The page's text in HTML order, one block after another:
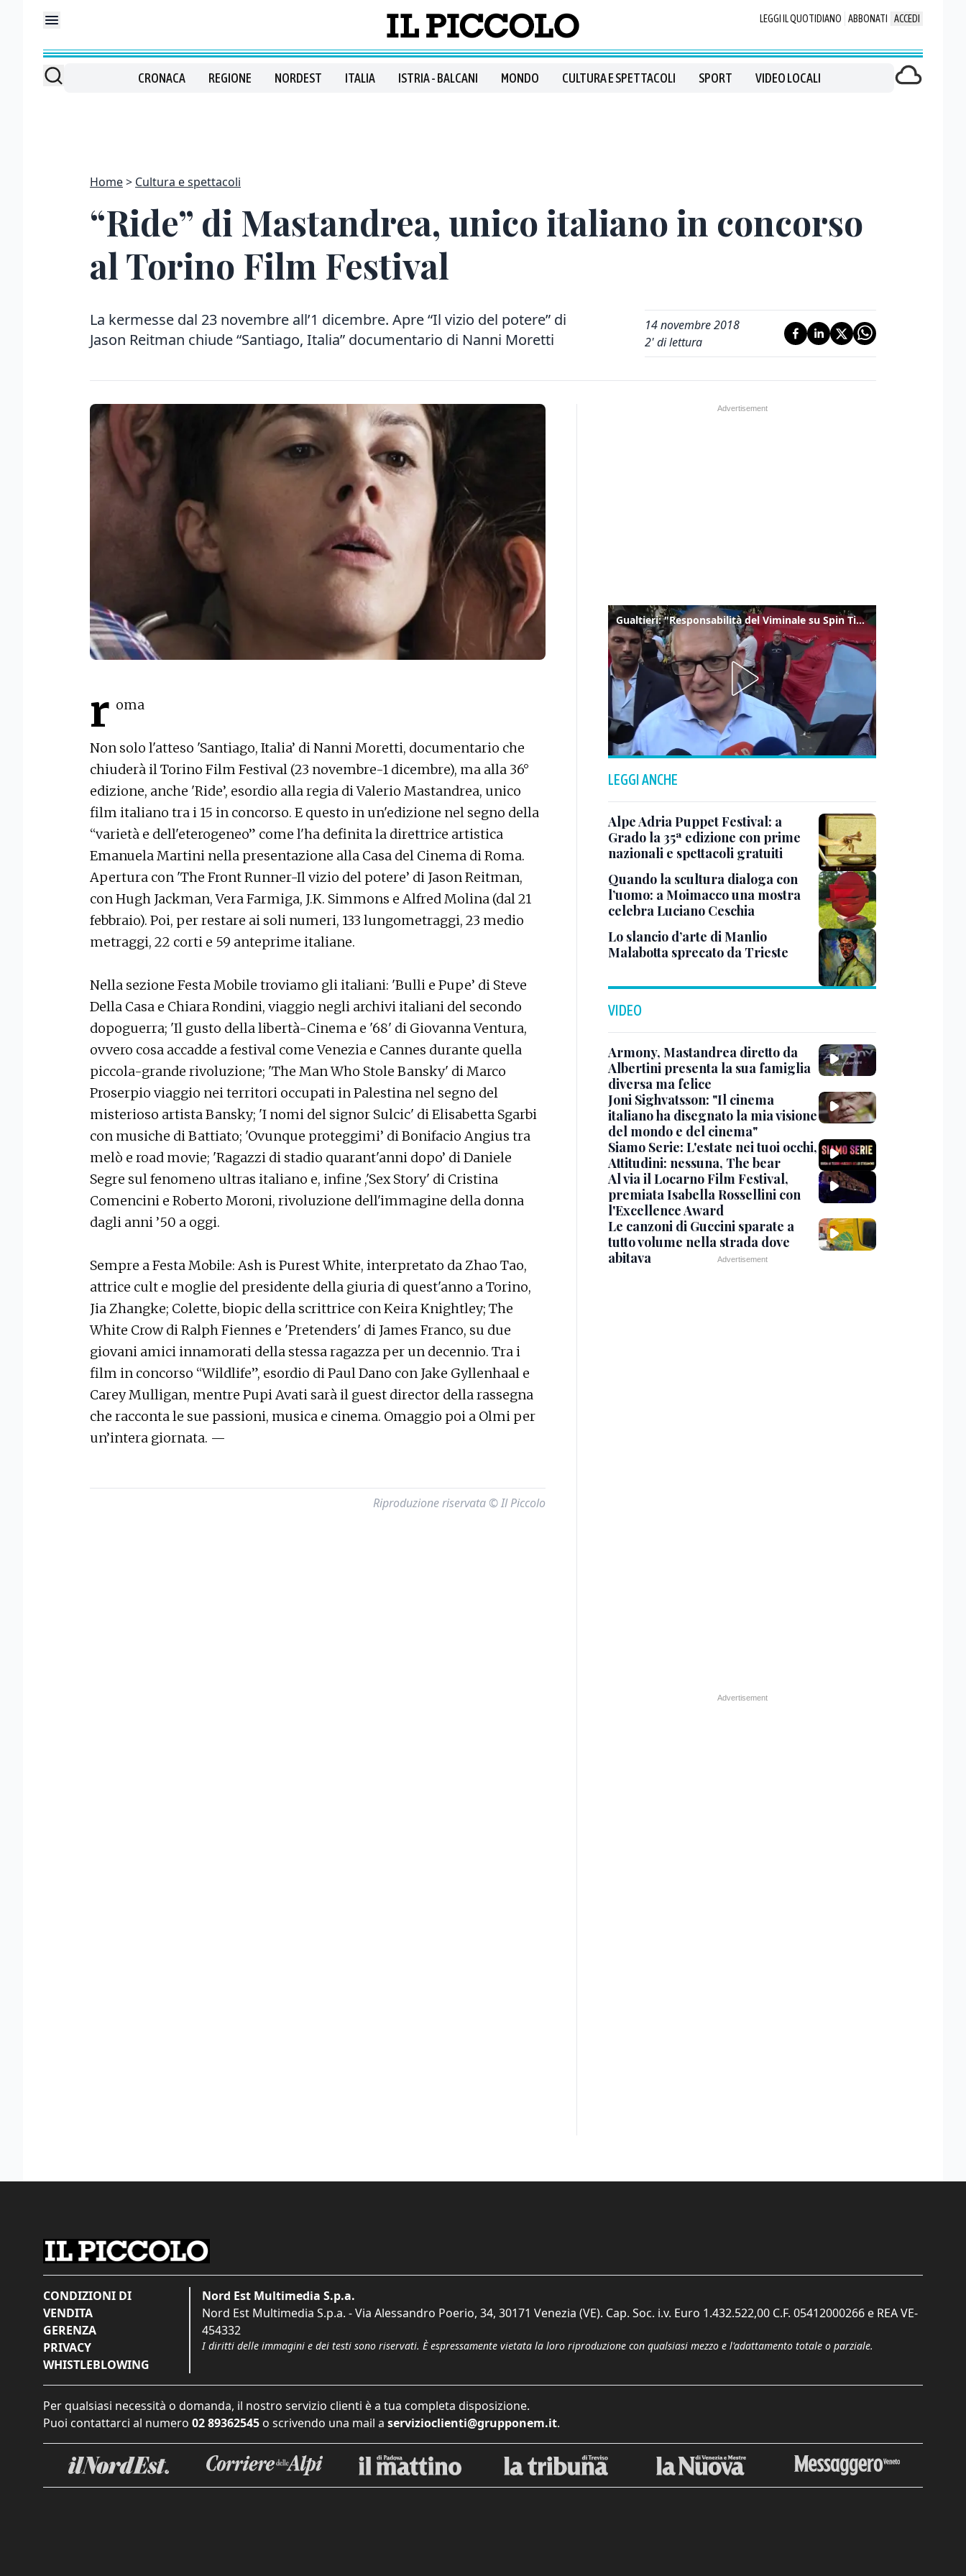
LEGGI IL QUOTIDIANO ABBONATI ACCEDI
CRONACA REGIONE NORDEST ITALIA ISTRIA - BALCANI MONDO CULTURA E SPETTACOLI SPORT VIDEO LOCALI
Home Cultura e spettacoli
“Ride” di Mastandrea, unico italiano in concorso
al Torino Film Festival
La kermesse dal 23 novembre all’1 dicembre. Apre “Il vizio del potere” di
Jason Reitman chiude “Santiago, Italia” documentario di Nanni Moretti
14 novembre 2018
2' di lettura
r oma
Non solo l'atteso 'Santiago, Italia’ di Nanni Moretti, documentario che
chiuderà il Torino Film Festival (23 novembre-1 dicembre), ma alla 36°
edizione, anche 'Ride’, esordio alla regia di Valerio Mastandrea, unico
film italiano tra i 15 in concorso. E questo in un'edizione nel segno della
“varietà e dell'eterogeneo” come l'ha definita la direttrice artistica
Emanuela Martini nella presentazione alla Casa del Cinema di Roma.
Apertura con 'The Front Runner-Il vizio del potere’ di Jason Reitman,
con Hugh Jackman, Vera Farmiga, J.K. Simmons e Alfred Molina (dal 21
febbraio). Poi, per restare ai soli numeri, 133 lungometraggi, 23 medio
metraggi, 22 corti e 59 anteprime italiane.
Nella sezione Festa Mobile troviamo gli italiani: 'Bulli e Pupe’ di Steve
Della Casa e Chiara Rondini, viaggio negli archivi italiani del secondo
dopoguerra; 'Il gusto della libertà-Cinema e '68' di Giovanna Ventura,
ovvero cosa accadde a festival come Venezia e Cannes durante quella
piccola-grande rivoluzione; 'The Man Who Stole Bansky' di Marco
Proserpio viaggio nei territori occupati in Palestina nel segno del
misterioso artista Bansky; 'I nomi del signor Sulcic' di Elisabetta Sgarbi
con musiche di Battiato; 'Ovunque proteggimi’ di Bonifacio Angius tra
melò e road movie; 'Ragazzi di stadio quarant'anni dopo’ di Daniele
Segre sul fenomeno ultras italiano e, infine ,'Sex Story' di Cristina
Comencini e Roberto Moroni, rivoluzione dell'immagine della donna
dagli anni ’50 a oggi.
Sempre a Festa Mobile: Ash is Purest White, interpretato da Zhao Tao,
attrice cult e moglie del presidente della giuria di quest'anno a Torino,
Jia Zhangke; Colette, biopic della scrittrice con Keira Knightley; The
White Crow di Ralph Fiennes e 'Pretenders' di James Franco, su due
giovani amici innamorati della stessa ragazza per un decennio. Tra i
film in concorso “Wildlife”, esordio di Paul Dano con Jake Gyllenhaal e
Carey Mulligan, mentre Pupi Avati sarà il guest director della rassegna
che racconta le sue passioni, musica e cinema. Omaggio poi a Olmi per
un’intera giornata. —
Riproduzione riservata © Il Piccolo
Gualtieri: "Responsabilità del Viminale su Spin Time? La posizione dei partiti è nota"
LEGGI ANCHE
Alpe Adria Puppet Festival: a
Grado la 35ª edizione con prime
nazionali e spettacoli gratuiti
Quando la scultura dialoga con
l’uomo: a Moimacco una mostra
celebra Luciano Ceschia
Lo slancio d’arte di Manlio
Malabotta sprecato da Trieste
VIDEO
Armony, Mastandrea diretto da
Albertini presenta la sua famiglia
diversa ma felice
Joni Sighvatsson: "Il cinema
italiano ha disegnato la mia visione
del mondo e del cinema"
Siamo Serie: L'estate nei tuoi occhi,
Attitudini: nessuna, The bear
Al via il Locarno Film Festival,
premiata Isabella Rossellini con
l'Excellence Award
Le canzoni di Guccini sparate a
tutto volume nella strada dove
abitava
CONDIZIONI DI
VENDITA
GERENZA
PRIVACY
WHISTLEBLOWING
Nord Est Multimedia S.p.a.
Nord Est Multimedia S.p.a. - Via Alessandro Poerio, 34, 30171 Venezia (VE). Cap. Soc. i.v. Euro 1.432.522,00 C.F. 05412000266 e REA VE-
454332
I diritti delle immagini e dei testi sono riservati. È espressamente vietata la loro riproduzione con qualsiasi mezzo e l'adattamento totale o parziale.
Per qualsiasi necessità o domanda, il nostro servizio clienti è a tua completa disposizione.
Puoi contattarci al numero 02 89362545 o scrivendo una mail a servizioclienti@grupponem.it.